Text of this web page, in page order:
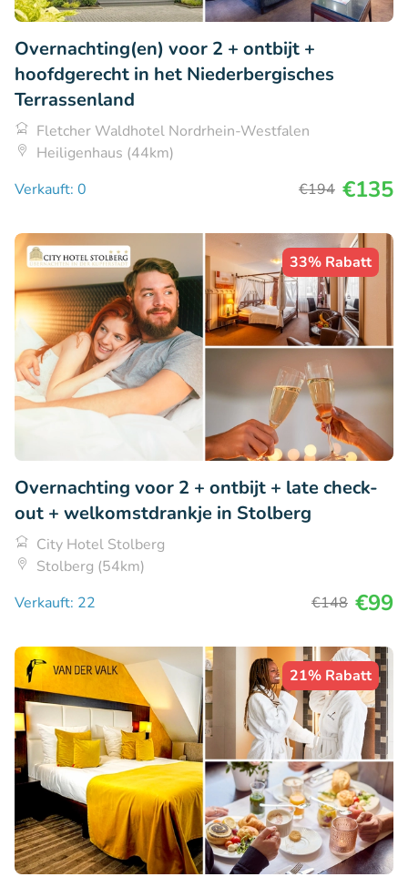
Overnachting(en) voor 2 + ontbijt +
hoofdgerecht in het Niederbergisches
Terrassenland
Fletcher Waldhotel Nordrhein-Westfalen
Heiligenhaus (44km)
Verkauft: 0
€194 €135
33% Rabatt
Overnachting voor 2 + ontbijt + late check-
out + welkomstdrankje in Stolberg
City Hotel Stolberg
Stolberg (54km)
Verkauft: 22
€148 €99
21% Rabatt